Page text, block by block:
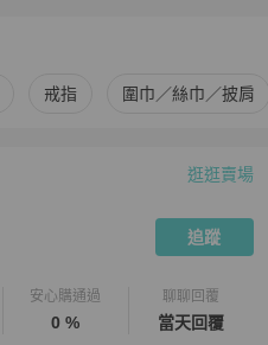
相似商品推薦
戒指 圍巾／絲巾／披肩
逛逛賣場
追蹤
安心購通過
0 %
聊聊回覆
當天回覆